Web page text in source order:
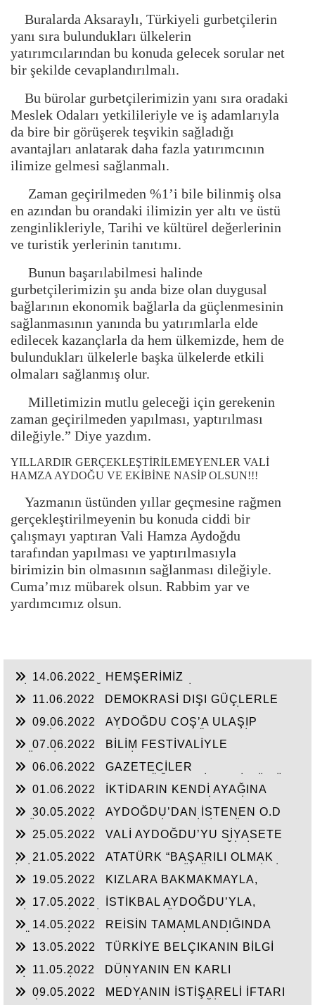
Buralarda Aksaraylı, Türkiyeli gurbetçilerin
yanı sıra bulundukları ülkelerin
yatırımcılarından bu konuda gelecek sorular net
bir şekilde cevaplandırılmalı.
Bu bürolar gurbetçilerimizin yanı sıra oradaki
Meslek Odaları yetkilileriyle ve iş adamlarıyla
da bire bir görüşerek teşvikin sağladığı
avantajları anlatarak daha fazla yatırımcının
ilimize gelmesi sağlanmalı.
Zaman geçirilmeden %1’i bile bilinmiş olsa
en azından bu orandaki ilimizin yer altı ve üstü
zenginlikleriyle, Tarihi ve kültürel değerlerinin
ve turistik yerlerinin tanıtımı.
Bunun başarılabilmesi halinde
gurbetçilerimizin şu anda bize olan duygusal
bağlarının ekonomik bağlarla da güçlenmesinin
sağlanmasının yanında bu yatırımlarla elde
edilecek kazançlarla da hem ülkemizde, hem de
bulundukları ülkelerle başka ülkelerde etkili
olmaları sağlanmış olur.
Milletimizin mutlu geleceği için gerekenin
zaman geçirilmeden yapılması, yaptırılması
dileğiyle.” Diye yazdım.
YILLARDIR GERÇEKLEŞTİRİLEMEYENLER VALİ
HAMZA AYDOĞU VE EKİBİNE NASİP OLSUN!!!
Yazmanın üstünden yıllar geçmesine rağmen
gerçekleştirilmeyenin bu konuda ciddi bir
çalışmayı yaptıran Vali Hamza Aydoğdu
tarafından yapılması ve yaptırılmasıyla
birimizin bin olmasının sağlanması dileğiyle.
Cuma’mız mübarek olsun. Rabbim yar ve
yardımcımız olsun.
14.06.2022
HEMŞERİMİZ
MÜJDELERİ BEKLİYOR!
11.06.2022
DEMOKRASİ DIŞI GÜÇLERLE
OSMANLI”KALAYCI ŞAMMAS!”
09.06.2022
AYDOĞDU COŞ’A ULAŞIP
HİZMETLERİNE ULAŞMASI!
07.06.2022
BİLİM FESTİVALİYLE
CEVAP”HİZMETE AÇILAN 41 YENİ FABRİKA!!
06.06.2022
GAZETECİLER
CHP FİİLEN YAŞATTI!!!
01.06.2022
İKTİDARIN KENDİ AYAĞINA
SÖZLERİN TUTULMASINDA!!!
30.05.2022
AYDOĞDU’DAN İSTENEN O.D
HAMMADELERE SAHİBİZ!
25.05.2022
VALİ AYDOĞDU’YU SİYASETE
ÇALMAKTIR!!!
21.05.2022
ATATÜRK “BAŞARILI OLMAK
BİRİNE UYGUN OLMALI”
19.05.2022
KIZLARA BAKMAKMAYLA,
TARİH ÖĞRETİLEN GENÇLİK!!!
17.05.2022
İSTİKBAL AYDOĞDU’YLA,
YATIRIMI ALMASINDA!!!
14.05.2022
REİSİN TAMAMLANDIĞINDA
ÇEVİRTECEK ÇEYİZİ
13.05.2022
TÜRKİYE BELÇIKANIN BİLGİ
ÇEVİRMESİNİ ENGELLESİN!!!
11.05.2022
DÜNYANIN EN KARLI
KURTULMANINDA REÇETESİ!
09.05.2022
MEDYANIN İSTİŞARELİ İFTARI